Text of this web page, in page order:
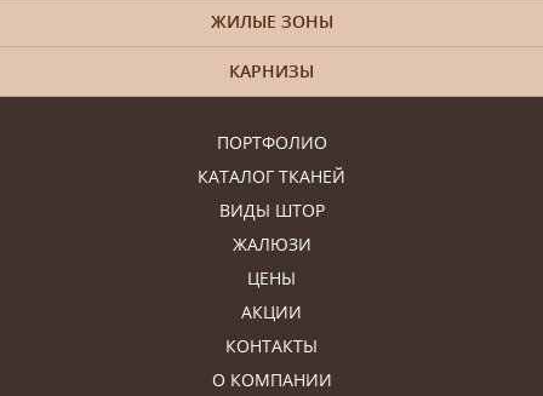
ПОРТФОЛИО
КАТАЛОГ ТКАНЕЙ
ВИДЫ ШТОР
ЖАЛЮЗИ
ЦЕНЫ
АКЦИИ
КОНТАКТЫ
О КОМПАНИИ
ЖИЛЫЕ ЗОНЫ
КАРНИЗЫ